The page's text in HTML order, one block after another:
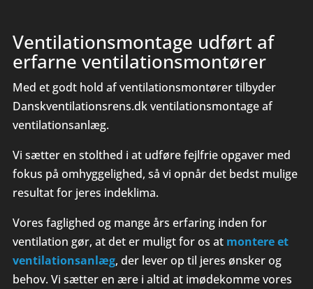
Ventilationsmontage udført af
erfarne ventilationsmontører
Med et godt hold af ventilationsmontører tilbyder
Danskventilationsrens.dk ventilationsmontage af
ventilationsanlæg.
Vi sætter en stolthed i at udføre fejlfrie opgaver med
fokus på omhyggelighed, så vi opnår det bedst mulige
resultat for jeres indeklima.
Vores faglighed og mange års erfaring inden for
ventilation gør, at det er muligt for os at montere et
ventilationsanlæg, der lever op til jeres ønsker og
behov. Vi sætter en ære i altid at imødekomme vores